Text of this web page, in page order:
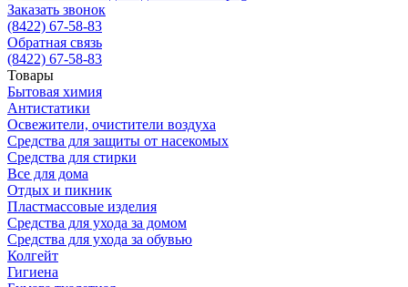
Заказать звонок
(8422) 67-58-83
Обратная связь
(8422) 67-58-83
Товары
Бытовая химия
Антистатики
Освежители, очистители воздуха
Средства для защиты от насекомых
Средства для стирки
Все для дома
Отдых и пикник
Пластмассовые изделия
Средства для ухода за домом
Средства для ухода за обувью
Колгейт
Гигиена